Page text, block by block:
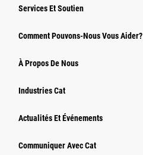
Services Et Soutien
Comment Pouvons-Nous Vous Aider?
À Propos De Nous
Industries Cat
Actualités Et Événements
Communiquer Avec Cat